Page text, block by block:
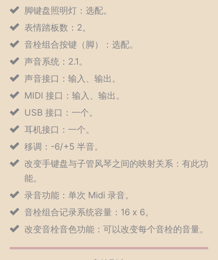
脚键盘照明灯：选配。
表情踏板数：2。
音栓组合按键（脚）：选配。
声音系统：2.1。
声音接口：输入、输出。
MIDI 接口：输入、输出。
USB 接口：一个。
耳机接口：一个。
移调：-6/+5 半音。
改变手键盘与子管风琴之间的映射关系：有此功
能。
录音功能：单次 Midi 录音。
音栓组合记录系统容量：16 x 6。
改变音栓音色功能：可以改变每个音栓的音量。